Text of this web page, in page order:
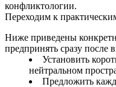
конфликтологии.
Переходим к
Ниже приведены
предпринять сразу после
Установить
нейтральном
Предложить